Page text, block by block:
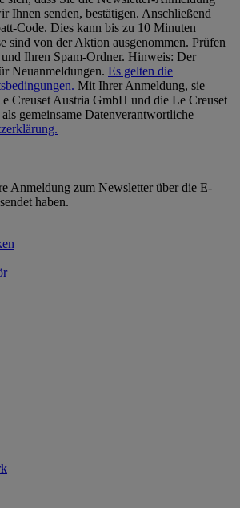
Ihnen senden, bestätigen. Anschließend
Code. Dies kann bis zu 10 Minuten
sind von der Aktion ausgenommen. Prüfen
Ihren Spam-Ordner. Hinweis: Der
Neuanmeldungen. Es gelten die
Mit Ihrer Anmeldung, sie
Creuset Austria GmbH und die Le Creuset
gemeinsame Datenverantwortliche
Anmeldung zum Newsletter über die E-
haben.